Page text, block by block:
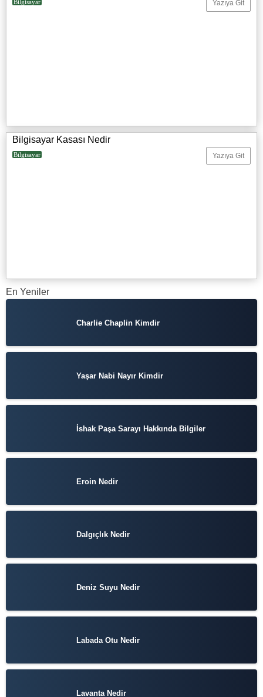
Bilgisayar Yazıya Git
Bilgisayar Kasası Nedir
Bilgisayar Yazıya Git
En Yeniler
Charlie Chaplin Kimdir
Yaşar Nabi Nayır Kimdir
İshak Paşa Sarayı Hakkında Bilgiler
Eroin Nedir
Dalgıçlık Nedir
Deniz Suyu Nedir
Labada Otu Nedir
Lavanta Nedir